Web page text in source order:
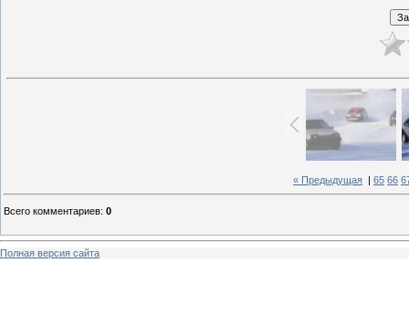
« Предыдущая 65 66
Всего комментариев: 0
Полная версия сайта